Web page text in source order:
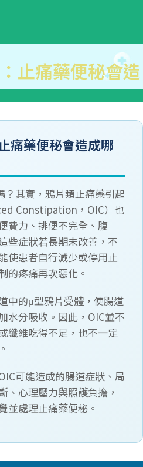
止痛藥便秘會造
痛藥便秘會造成哪
？其實，鴉片類止痛藥引起
Constipation，OIC）也
費力、排便不完全、腹
些症狀若長期未改善，不
使患者自行減少或停用止
的疼痛再次惡化。
中的μ型鴉片受體，使腸道
水分吸收。因此，OIC並不
纖維吃得不足，也不一定
可能造成的腸道症狀、局
、心理壓力與照護負擔，
並處理止痛藥便秘。